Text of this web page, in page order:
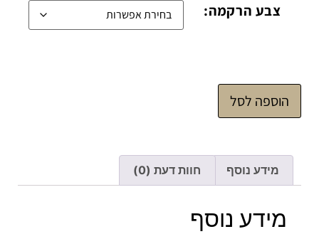
צבע הרקמה:
הוספה לסל
מידע נוסף חוות דעת (0)
מידע נוסף